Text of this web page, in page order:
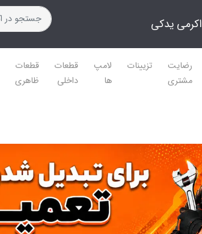
اکرمی یدکی
رضایت
مشتری
تزیینات
لامپ
ها
قطعات
داخلی
قطعات
ظاهری